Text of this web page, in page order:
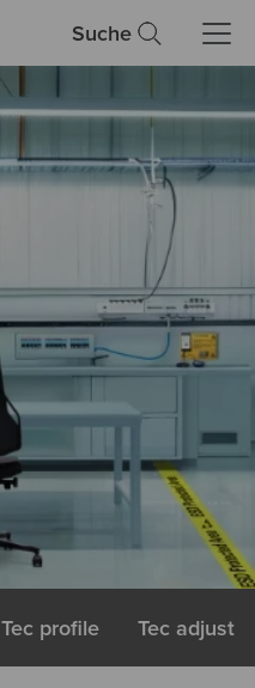
Suche
Tec profile Tec adjust